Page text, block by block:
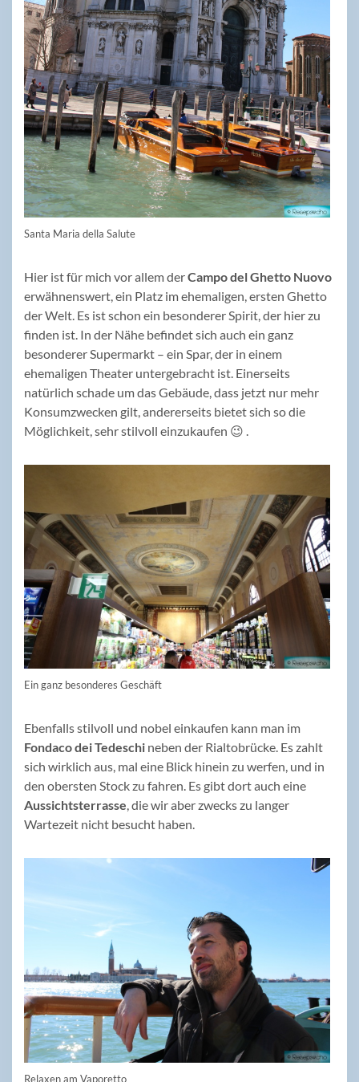
Santa Maria della Salute
Hier ist für mich vor allem derCampo del Ghetto Nuovo
erwähnenswert, ein Platz im ehemaligen, ersten Ghetto
der Welt. Es ist schon ein besonderer Spirit, der hier zu
finden ist. In der Nähe befindet sich auch ein ganz
besonderer Supermarkt – ein Spar, der in einem
ehemaligen Theater untergebracht ist. Einerseits
natürlich schade um das Gebäude, dass jetzt nur mehr
Konsumzwecken gilt, andererseits bietet sich so die
Möglichkeit, sehr stilvoll einzukaufen 😉 .
Ein ganz besonderes Geschäft
Ebenfalls stilvoll und nobel einkaufen kann man im
Fondaco dei Tedeschi neben der Rialtobrücke. Es zahlt
sich wirklich aus, mal eine Blick hinein zu werfen, und in
den obersten Stock zu fahren. Es gibt dort auch eine
Aussichtsterrasse, die wir aber zwecks zu langer
Wartezeit nicht besucht haben.
Relaxen am Vaporetto